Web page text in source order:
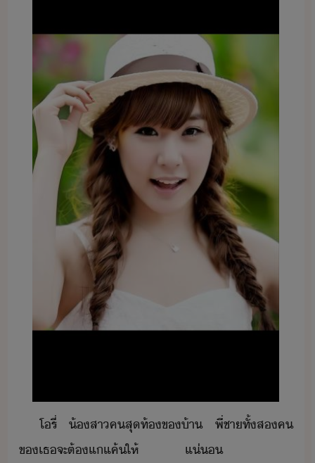
โ​รี่​ ​้สา​ค​สุท้​ข​้า​ ​พี่ชา​ทั้ส​ค​
ข​เธ​จะ​ต้​แ​แค้​ให้​ ​ ​ ​ ​ ​ ​ ​ ​ ​ ​ ​ ​ ​แ่